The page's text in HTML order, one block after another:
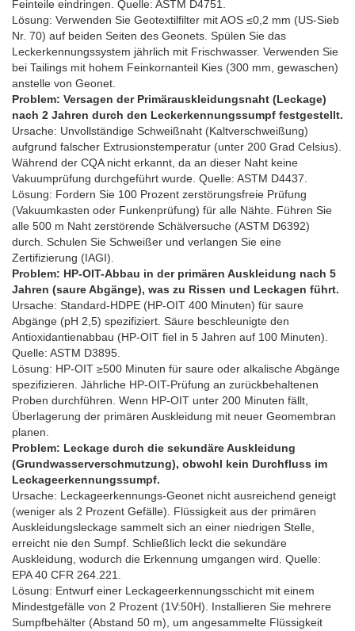
Feinteile eindringen. Quelle: ASTM D4751.
Lösung: Verwenden Sie Geotextilfilter mit AOS ≤0,2 mm (US-Sieb
Nr. 70) auf beiden Seiten des Geonets. Spülen Sie das
Leckerkennungssystem jährlich mit Frischwasser. Verwenden Sie
bei Tailings mit hohem Feinkornanteil Kies (300 mm, gewaschen)
anstelle von Geonet.
Problem: Versagen der Primärauskleidungsnaht (Leckage)
nach 2 Jahren durch den Leckerkennungssumpf festgestellt.
Ursache: Unvollständige Schweißnaht (Kaltverschweißung)
aufgrund falscher Extrusionstemperatur (unter 200 Grad Celsius).
Während der CQA nicht erkannt, da an dieser Naht keine
Vakuumprüfung durchgeführt wurde. Quelle: ASTM D4437.
Lösung: Fordern Sie 100 Prozent zerstörungsfreie Prüfung
(Vakuumkasten oder Funkenprüfung) für alle Nähte. Führen Sie
alle 500 m Naht zerstörende Schälversuche (ASTM D6392)
durch. Schulen Sie Schweißer und verlangen Sie eine
Zertifizierung (IAGI).
Problem: HP-OIT-Abbau in der primären Auskleidung nach 5
Jahren (saure Abgänge), was zu Rissen und Leckagen führt.
Ursache: Standard-HDPE (HP-OIT 400 Minuten) für saure
Abgänge (pH 2,5) spezifiziert. Säure beschleunigte den
Antioxidantienabbau (HP-OIT fiel in 5 Jahren auf 100 Minuten).
Quelle: ASTM D3895.
Lösung: HP-OIT ≥500 Minuten für saure oder alkalische Abgänge
spezifizieren. Jährliche HP-OIT-Prüfung an zurückbehaltenen
Proben durchführen. Wenn HP-OIT unter 200 Minuten fällt,
Überlagerung der primären Auskleidung mit neuer Geomembran
planen.
Problem: Leckage durch die sekundäre Auskleidung
(Grundwasserverschmutzung), obwohl kein Durchfluss im
Leckageerkennungssumpf.
Ursache: Leckageerkennungs-Geonet nicht ausreichend geneigt
(weniger als 2 Prozent Gefälle). Flüssigkeit aus der primären
Auskleidungsleckage sammelt sich an einer niedrigen Stelle,
erreicht nie den Sumpf. Schließlich leckt die sekundäre
Auskleidung, wodurch die Erkennung umgangen wird. Quelle:
EPA 40 CFR 264.221.
Lösung: Entwurf einer Leckageerkennungsschicht mit einem
Mindestgefälle von 2 Prozent (1V:50H). Installieren Sie mehrere
Sumpfbehälter (Abstand 50 m), um angesammelte Flüssigkeit